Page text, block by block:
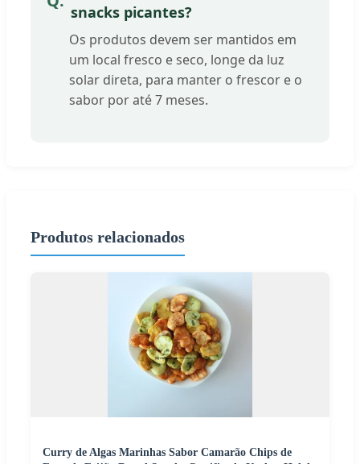
snacks picantes?
Os produtos devem ser mantidos em
um local fresco e seco, longe da luz
solar direta, para manter o frescor e o
sabor por até 7 meses.
Produtos relacionados
Curry de Algas Marinhas Sabor Camarão Chips de